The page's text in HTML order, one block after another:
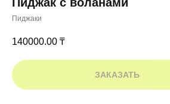
Пиджаки
140000.00 ₸
ЗАКАЗАТЬ